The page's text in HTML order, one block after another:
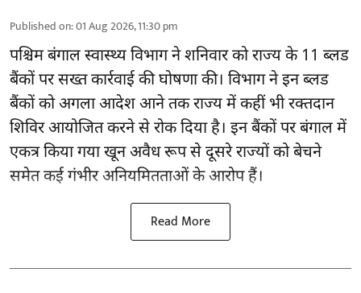
Published on:01 Aug 2026, 11:30 pm
पश्चिम बंगाल स्वास्थ्य विभाग ने शनिवार को राज्य के 11 ब्लड
बैंकों पर सख्त कार्रवाई की घोषणा की। विभाग ने इन ब्लड
बैंकों को अगला आदेश आने तक राज्य में कहीं भी रक्तदान
शिविर आयोजित करने से रोक दिया है। इन बैंकों पर बंगाल में
एकत्र किया गया खून अवैध रूप से दूसरे राज्यों को बेचने
समेत कई गंभीर अनियमितताओं के आरोप हैं।
Read More